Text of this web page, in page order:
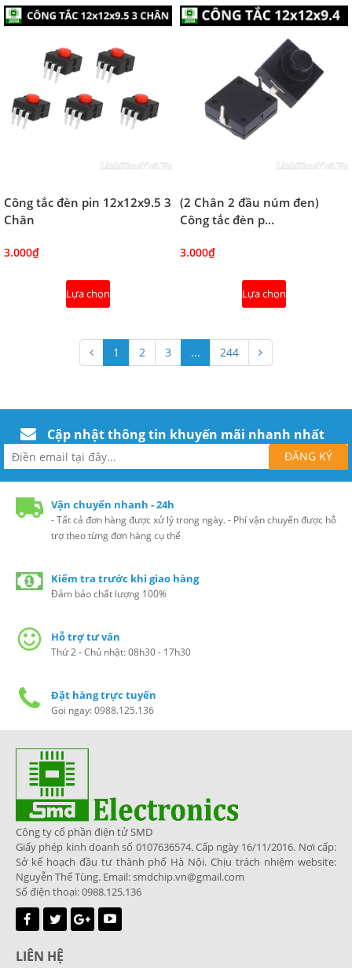
Công tắc đèn pin 12x12x9.5 3
Chân
3.000₫
Lựa chọn
(2 Chân 2 đầu núm đen)
Công tắc đèn p...
3.000₫
Lựa chọn
1 2 3 ... 244
Cập nhật thông tin khuyến mãi nhanh nhất
Vận chuyển nhanh - 24h
- Tất cả đơn hàng được xử lý trong ngày. - Phí vận chuyển được hỗ
trợ theo từng đơn hàng cụ thể
Kiểm tra trước khi giao hàng
Đảm bảo chất lượng 100%
Hỗ trợ tư vấn
Thứ 2 - Chủ nhật: 08h30 - 17h30
Đặt hàng trực tuyến
Gọi ngay: 0988.125.136
Công ty cổ phần điện tử SMD
Giấy phép kinh doanh số 0107636574. Cấp ngày 16/11/2016. Nơi cấp:
Sở kế hoạch đầu tư thành phố Hà Nội. Chịu trách nhiệm website:
Nguyễn Thế Tùng. Email: smdchip.vn@gmail.com
Số điện thoại: 0988.125.136
LIÊN HỆ